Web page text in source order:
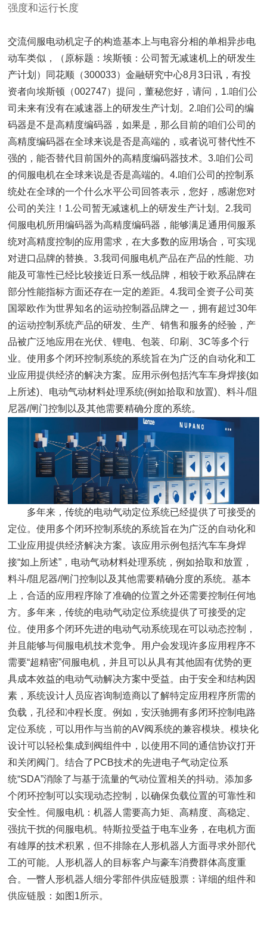
强度和运行长度
交流伺服电动机定子的构造基本上与电容分相的单相异步电
动车类似，（原标题：埃斯顿：公司暂无减速机上的研发生
产计划）同花顺（300033）金融研究中心8月3日讯，有投
资者向埃斯顿（002747）提问，董秘您好，请问，1.咱们公
司未来有没有在减速器上的研发生产计划。2.咱们公司的编
码器是不是高精度编码器，如果是，那么目前的咱们公司的
高精度编码器在全球来说是否是高端的，或者说可替代性不
强的，能否替代目前国外的高精度编码器技术。3.咱们公司
的伺服电机在全球来说是否是高端的。4.咱们公司的控制系
统处在全球的一个什么水平公司回答表示，您好，感谢您对
公司的关注！1.公司暂无减速机上的研发生产计划。2.我司
伺服电机所用编码器为高精度编码器，能够满足通用伺服系
统对高精度控制的应用需求，在大多数的应用场合，可实现
对进口品牌的替换。3.我司伺服电机产品在产品的性能、功
能及可靠性已经比较接近日系一线品牌，相较于欧系品牌在
部分性能指标方面还存在一定的差距。4.我司全资子公司英
国翠欧作为世界知名的运动控制器品牌之一，拥有超过30年
的运动控制系统产品的研发、生产、销售和服务的经验，产
品被广泛地应用在光伏、锂电、包装、印刷、3C等多个行
业。使用多个闭环控制系统的系统旨在为广泛的自动化和工
业应用提供经济的解决方案。应用示例包括汽车车身焊接(如
上所述)、电动气动材料处理系统(例如拾取和放置)、料斗/阻
尼器/闸门控制以及其他需要精确分度的系统。
多年来，传统的电动气动定位系统已经提供了可接受的
定位。使用多个闭环控制系统的系统旨在为广泛的自动化和
工业应用提供经济解决方案。该应用示例包括汽车车身焊
接“如上所述”，电动气动材料处理系统，例如拾取和放置，
料斗/阻尼器/闸门控制以及其他需要精确分度的系统。基本
上，合适的应用程序除了准确的位置之外还需要控制任何地
方。多年来，传统的电动气动定位系统提供了可接受的定
位。使用多个闭环先进的电动气动系统现在可以动态控制，
并且能够与伺服电机技术竞争。用户会发现许多应用程序不
需要“超精密”伺服电机，并且可以从具有其他固有优势的更
具成本效益的电动气动解决方案中受益。由于安全和结构因
素，系统设计人员应咨询制造商以了解特定应用程序所需的
负载，孔径和冲程长度。例如，安沃驰拥有多闭环控制电路
定位系统，可以用作与当前的AV阀系统的兼容模块。模块化
设计可以轻松集成到阀组件中，以使用不同的通信协议打开
和关闭阀门。结合了PCB技术的先进电子气动定位系
统“SDA”消除了与基于流量的气动位置相关的抖动。添加多
个闭环控制可以实现动态控制，以确保负载位置的可靠性和
安全性。伺服电机：机器人需要高力矩、高精度、高稳定、
强抗干扰的伺服电机。特斯拉受益于电车业务，在电机方面
有雄厚的技术积累，但不排除在人形机器人方面寻求外部代
工的可能。人形机器人的目标客户与豪车消费群体高度重
合。一瞥人形机器人细分零部件供应链股票：详细的组件和
供应链股：如图1所示。